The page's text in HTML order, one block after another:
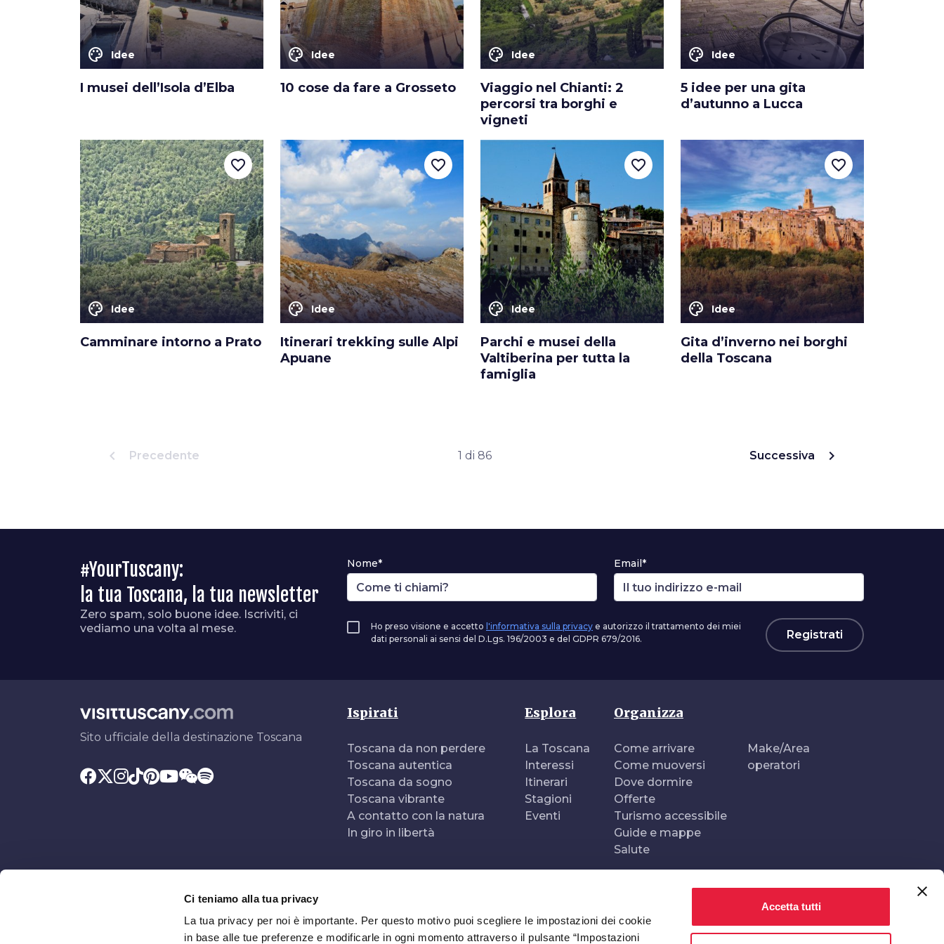
Ci teniamo alla tua privacy
La tua privacy per noi è importante. Per questo motivo puoi scegliere le impostazioni dei cookie
in base alle tue preferenze e modificarle in ogni momento attraverso il pulsante “Impostazioni
Accetta tutti
color_lens Idee
I musei dell’Isola d’Elba
color_lens Idee
10 cose da fare a Grosseto
color_lens Idee
Viaggio nel Chianti: 2
percorsi tra borghi e
vigneti
color_lens Idee
5 idee per una gita
d’autunno a Lucca
color_lens Idee
Camminare intorno a Prato
favorite_border
color_lens Idee
Itinerari trekking sulle Alpi
Apuane
favorite_border
color_lens Idee
Parchi e musei della
Valtiberina per tutta la
famiglia
favorite_border
color_lens Idee
Gita d’inverno nei borghi
della Toscana
favorite_border
chevron_left Precedente 1 di 86 Successiva chevron_right
#YourTuscany:
la tua Toscana, la tua newsletter
Zero spam, solo buone idee. Iscriviti, ci
vediamo una volta al mese.
Nome* Email*
Ho preso visione e accetto l'informativa sulla privacy e autorizzo il trattamento dei miei
dati personali ai sensi del D.Lgs. 196/2003 e del GDPR 679/2016.
Registrati
Sito ufficiale della destinazione Toscana
Ispirati
Toscana da non perdere
Toscana autentica
Toscana da sogno
Toscana vibrante
A contatto con la natura
In giro in libertà
Esplora
La Toscana
Interessi
Itinerari
Stagioni
Eventi
Organizza
Come arrivare
Come muoversi
Dove dormire
Offerte
Turismo accessibile
Guide e mappe
Salute
Make/Area
operatori
In collaborazione con